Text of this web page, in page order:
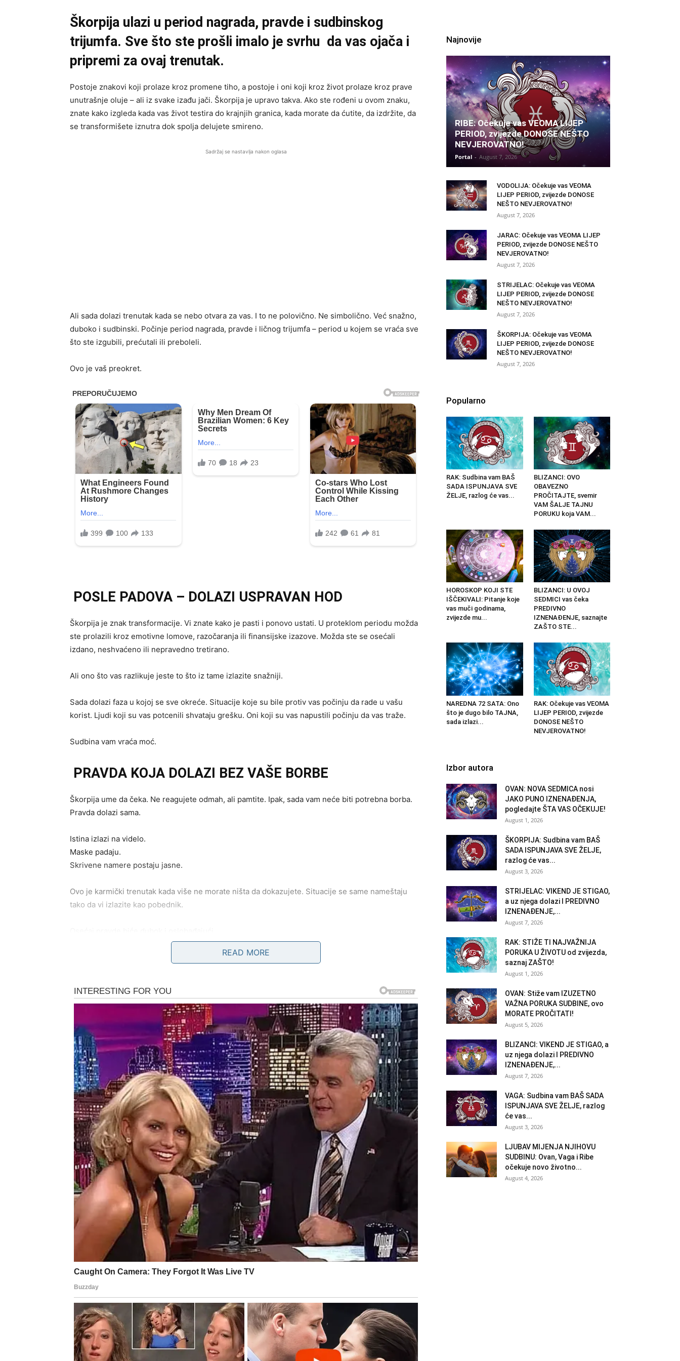
Škorpija ulazi u period nagrada, pravde i sudbinskog
trijumfa. Sve što ste prošli imalo je svrhu da vas ojača i
pripremi za ovaj trenutak.
Postoje znakovi koji prolaze kroz promene tiho, a postoje i oni koji kroz život prolaze kroz prave
unutrašnje oluje – ali iz svake izađu jači. Škorpija je upravo takva. Ako ste rođeni u ovom znaku,
znate kako izgleda kada vas život testira do krajnjih granica, kada morate da ćutite, da izdržite, da
se transformišete iznutra dok spolja delujete smireno.
Sadržaj se nastavlja nakon oglasa
Ali sada dolazi trenutak kada se nebo otvara za vas. I to ne polovično. Ne simbolično. Već snažno,
duboko i sudbinski. Počinje period nagrada, pravde i ličnog trijumfa – period u kojem se vraća sve
što ste izgubili, prećutali ili preboleli.
Ovo je vaš preokret.
POSLE PADOVA – DOLAZI USPRAVAN HOD
Škorpija je znak transformacije. Vi znate kako je pasti i ponovo ustati. U proteklom periodu možda
ste prolazili kroz emotivne lomove, razočaranja ili finansijske izazove. Možda ste se osećali
izdano, neshvaćeno ili nepravedno tretirano.
Ali ono što vas razlikuje jeste to što iz tame izlazite snažniji.
Sada dolazi faza u kojoj se sve okreće. Situacije koje su bile protiv vas počinju da rade u vašu
korist. Ljudi koji su vas potcenili shvataju grešku. Oni koji su vas napustili počinju da vas traže.
Sudbina vam vraća moć.
PRAVDA KOJA DOLAZI BEZ VAŠE BORBE
Škorpija ume da čeka. Ne reagujete odmah, ali pamtite. Ipak, sada vam neće biti potrebna borba.
Pravda dolazi sama.
Istina izlazi na videlo.
Maske padaju.
Skrivene namere postaju jasne.
Ovo je karmički trenutak kada više ne morate ništa da dokazujete. Situacije se same nameštaju
tako da vi izlazite kao pobednik.
LJUBAV – INTENZITET KOJI DONOSI SIGURNOST
Škorpija u ljubavi ne zna za površnost. Ili voli duboko – ili ne voli uopšte. U poslednje vreme mogli
ste prolaziti kroz emotivnu borbu, sumnju ili osećaj da ne dobijate ono što dajete.
Sada dolazi emotivni preokret.
Ako ste u vezi, odnos se produbljuje. Partner postaje iskreniji i spremniji na ozbiljan korak. Mogući
su razgovori o budućnosti, zajedničkim planovima ili čak velika odluka koja menja tok veze.
Ako ste slobodni, dolazi osoba koja vas razume na intuitivnom nivou. Neko ko ne beži od dubine.
Neko ko prihvata vašu snagu i ranjivost.
Vaše srce dobija potvrdu da prava ljubav postoji – ali sada na zrelijem nivou.
POSAO I NOVAC – POVRATAK KONTROLE
Škorpija ne voli da gubi kontrolu, posebno kada su u pitanju finansije i status. Ako ste u proteklom
periodu osećali nesigurnost ili blokadu, sada dolazi stabilizacija.
Moguće je:
Rešavanje finansijskog pitanja
Nova poslovna ponuda
Unapređenje ili povećanje prihoda
READ MORE
Najnovije
RIBE: Očekuje vas VEOMA LIJEP
PERIOD, zvijezde DONOSE NEŠTO
NEVJEROVATNO!
Portal - August 7, 2026
VODOLIJA: Očekuje vas VEOMA
LIJEP PERIOD, zvijezde DONOSE
NEŠTO NEVJEROVATNO!
August 7, 2026
JARAC: Očekuje vas VEOMA LIJEP
PERIOD, zvijezde DONOSE NEŠTO
NEVJEROVATNO!
August 7, 2026
STRIJELAC: Očekuje vas VEOMA
LIJEP PERIOD, zvijezde DONOSE
NEŠTO NEVJEROVATNO!
August 7, 2026
ŠKORPIJA: Očekuje vas VEOMA
LIJEP PERIOD, zvijezde DONOSE
NEŠTO NEVJEROVATNO!
August 7, 2026
Popularno
RAK: Sudbina vam BAŠ
SADA ISPUNJAVA SVE
ŽELJE, razlog će vas...
BLIZANCI: OVO
OBAVEZNO
PROČITAJTE, svemir
VAM ŠALJE TAJNU
PORUKU koja VAM...
HOROSKOP KOJI STE
IŠČEKIVALI: Pitanje koje
vas muči godinama,
zvijezde mu...
BLIZANCI: U OVOJ
SEDMICI vas čeka
PREDIVNO
IZNENAĐENJE, saznajte
ZAŠTO STE...
NAREDNA 72 SATA: Ono
što je dugo bilo TAJNA,
sada izlazi...
RAK: Očekuje vas VEOMA
LIJEP PERIOD, zvijezde
DONOSE NEŠTO
NEVJEROVATNO!
Izbor autora
OVAN: NOVA SEDMICA nosi
JAKO PUNO IZNENAĐENJA,
pogledajte ŠTA VAS OČEKUJE!
August 1, 2026
ŠKORPIJA: Sudbina vam BAŠ
SADA ISPUNJAVA SVE ŽELJE,
razlog će vas...
August 3, 2026
STRIJELAC: VIKEND JE STIGAO,
a uz njega dolazi I PREDIVNO
IZNENAĐENJE,...
August 7, 2026
RAK: STIŽE TI NAJVAŽNIJA
PORUKA U ŽIVOTU od zvijezda,
saznaj ZAŠTO!
August 1, 2026
OVAN: Stiže vam IZUZETNO
VAŽNA PORUKA SUDBINE, ovo
MORATE PROČITATI!
August 5, 2026
BLIZANCI: VIKEND JE STIGAO, a
uz njega dolazi I PREDIVNO
IZNENAĐENJE,...
August 7, 2026
VAGA: Sudbina vam BAŠ SADA
ISPUNJAVA SVE ŽELJE, razlog
će vas...
August 3, 2026
LJUBAV MIJENJA NJIHOVU
SUDBINU: Ovan, Vaga i Ribe
očekuje novo životno...
August 4, 2026